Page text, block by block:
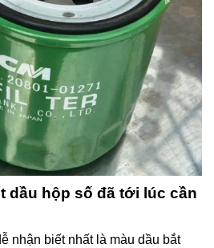
dầu hộp số đã tới lúc cần
nhận biết nhất là màu dầu bắt